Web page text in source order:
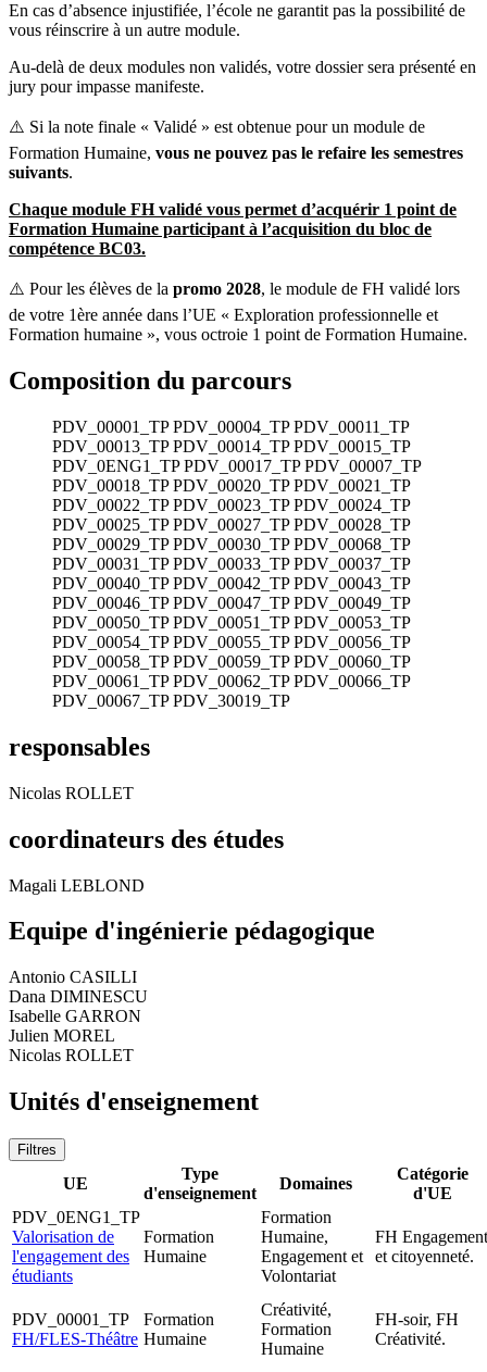
En cas d’absence injustifiée, l’école ne garantit pas la possibilité de
vous réinscrire à un autre module.
Au-delà de deux modules non validés, votre dossier sera présenté en
jury pour impasse manifeste.
⚠️ Si la note finale « Validé » est obtenue pour un module de
Formation Humaine, vous ne pouvez pas le refaire les semestres
suivants.
Chaque module FH validé vous permet d’acquérir 1 point de
Formation Humaine participant à l’acquisition du bloc de
compétence BC03.
⚠️ Pour les élèves de la promo 2028, le module de FH validé lors
de votre 1ère année dans l’UE « Exploration professionnelle et
Formation humaine », vous octroie 1 point de Formation Humaine.
Composition du parcours
PDV_00001_TP PDV_00004_TP PDV_00011_TP
PDV_00013_TP PDV_00014_TP PDV_00015_TP
PDV_0ENG1_TP PDV_00017_TP PDV_00007_TP
PDV_00018_TP PDV_00020_TP PDV_00021_TP
PDV_00022_TP PDV_00023_TP PDV_00024_TP
PDV_00025_TP PDV_00027_TP PDV_00028_TP
PDV_00029_TP PDV_00030_TP PDV_00068_TP
PDV_00031_TP PDV_00033_TP PDV_00037_TP
PDV_00040_TP PDV_00042_TP PDV_00043_TP
PDV_00046_TP PDV_00047_TP PDV_00049_TP
PDV_00050_TP PDV_00051_TP PDV_00053_TP
PDV_00054_TP PDV_00055_TP PDV_00056_TP
PDV_00058_TP PDV_00059_TP PDV_00060_TP
PDV_00061_TP PDV_00062_TP PDV_00066_TP
PDV_00067_TP PDV_30019_TP
responsables
Nicolas ROLLET
coordinateurs des études
Magali LEBLOND
Equipe d'ingénierie pédagogique
Antonio CASILLI
Dana DIMINESCU
Isabelle GARRON
Julien MOREL
Nicolas ROLLET
Unités d'enseignement
Filtres
UE
Type
d'enseignement
Domaines
Catégorie
d'UE
PDV_0ENG1_TP
Valorisation de
l'engagement des
étudiants
Formation
Humaine
Formation
Humaine,
Engagement et
Volontariat
FH Engagement
et citoyenneté.
PDV_00001_TP
FH/FLES-Théâtre
Formation
Humaine
Créativité,
Formation
Humaine
FH-soir, FH
Créativité.